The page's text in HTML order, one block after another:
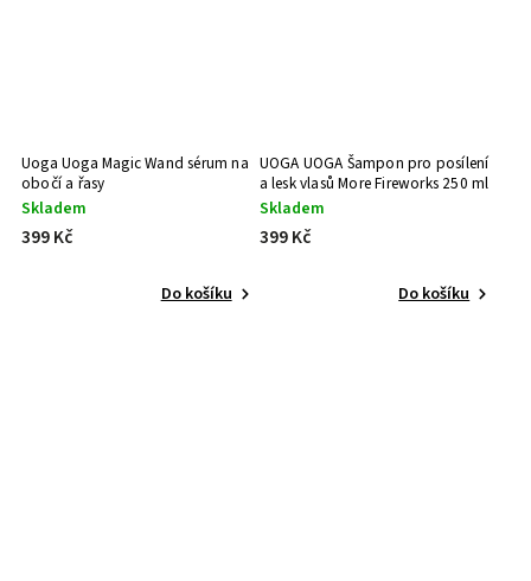
Uoga Uoga Magic Wand sérum na
obočí a řasy
Skladem
399 Kč
Do košíku
UOGA UOGA Šampon pro posílení
a lesk vlasů More Fireworks 250 ml
Skladem
399 Kč
Do košíku